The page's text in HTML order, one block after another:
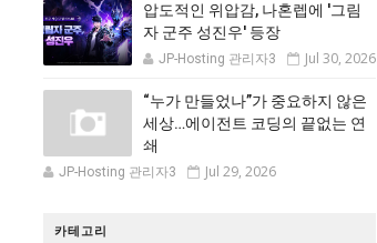
압도적인 위압감, 나혼렙에 '그림
자 군주 성진우' 등장
JP-Hosting 관리자3 Jul 30, 2026
“누가 만들었나”가 중요하지 않은
세상…에이전트 코딩의 끝없는 연
쇄
JP-Hosting 관리자3 Jul 29, 2026
카테고리